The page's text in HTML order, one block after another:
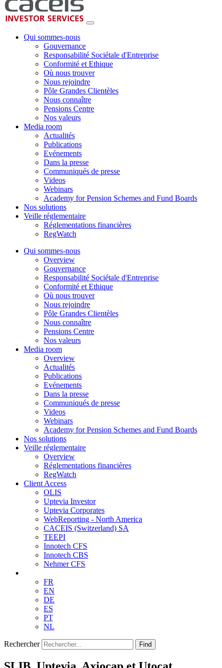
Qui sommes-nous
Gouvernance
Responsabilité Sociétale d'Entreprise
Conformité et Ethique
Où nous trouver
Nous rejoindre
Pôle Grandes Clientèles
Nous connaître
Pensions Centre
Nos valeurs
Media room
Actualités
Publications
Evénements
Dans la presse
Communiqués de presse
Videos
Webinars
Academy for Pension Schemes and Fund Boards
Nos solutions
Veille réglementaire
Réglementations financières
RegWatch
Qui sommes-nous
Overview
Gouvernance
Responsabilité Sociétale d'Entreprise
Conformité et Ethique
Où nous trouver
Nous rejoindre
Pôle Grandes Clientèles
Nous connaître
Pensions Centre
Nos valeurs
Media room
Overview
Actualités
Publications
Evénements
Dans la presse
Communiqués de presse
Videos
Webinars
Academy for Pension Schemes and Fund Boards
Nos solutions
Veille réglementaire
Overview
Réglementations financières
RegWatch
Client Access
OLIS
Uptevia Investor
Uptevia Corporates
WebReporting - North America
CACEIS (Switzerland) SA
TEEPI
Innotech CFS
Innotech CBS
Nehmer CFS
FR
EN
DE
ES
PT
NL
Rechercher Find